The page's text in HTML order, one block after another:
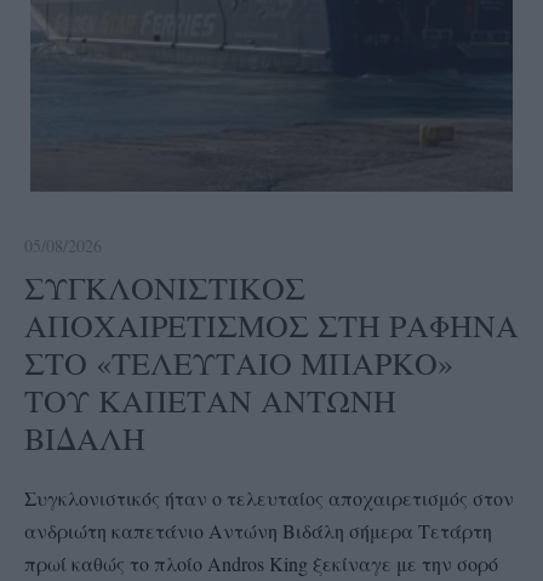
05/08/2026
ΣΥΓΚΛΟΝΙΣΤΙΚΟΣ
ΑΠΟΧΑΙΡΕΤΙΣΜΟΣ ΣΤΗ ΡΑΦΗΝΑ
ΣΤΟ «ΤΕΛΕΥΤΑΙΟ ΜΠΑΡΚΟ»
ΤΟΥ ΚΑΠΕΤΑΝ ΑΝΤΩΝΗ
ΒΙΔΑΛΗ
Συγκλονιστικός ήταν ο τελευταίος αποχαιρετισμός στον
ανδριώτη καπετάνιο Αντώνη Βιδάλη σήμερα Τετάρτη
πρωί καθώς το πλοίο Andros King ξεκίναγε με την σορό